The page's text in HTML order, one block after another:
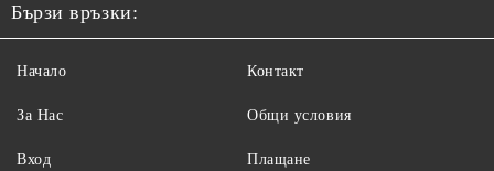
Бързи връзки:
Начало
За Нас
Вход
Контакт
Общи условия
Плащане